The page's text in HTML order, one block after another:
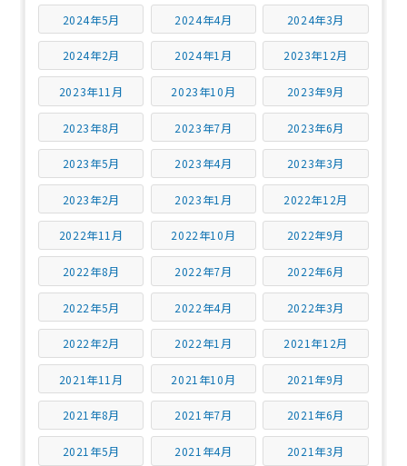
2024年5月 2024年4月 2024年3月
2024年2月 2024年1月 2023年12月
2023年11月 2023年10月 2023年9月
2023年8月 2023年7月 2023年6月
2023年5月 2023年4月 2023年3月
2023年2月 2023年1月 2022年12月
2022年11月 2022年10月 2022年9月
2022年8月 2022年7月 2022年6月
2022年5月 2022年4月 2022年3月
2022年2月 2022年1月 2021年12月
2021年11月 2021年10月 2021年9月
2021年8月 2021年7月 2021年6月
2021年5月 2021年4月 2021年3月